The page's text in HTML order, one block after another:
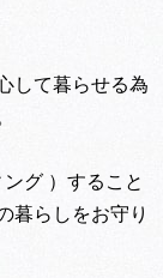
して暮らせる為
グ ）すること
暮らしをお守り